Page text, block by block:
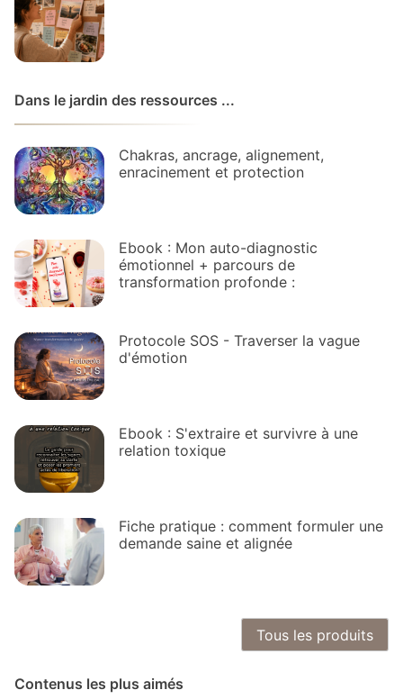
Dans le jardin des ressources ...
Chakras, ancrage, alignement,
enracinement et protection
Ebook : Mon auto-diagnostic
émotionnel + parcours de
transformation profonde :
Protocole SOS - Traverser la vague
d'émotion
Ebook : S'extraire et survivre à une
relation toxique
Fiche pratique : comment formuler une
demande saine et alignée
Tous les produits
Contenus les plus aimés